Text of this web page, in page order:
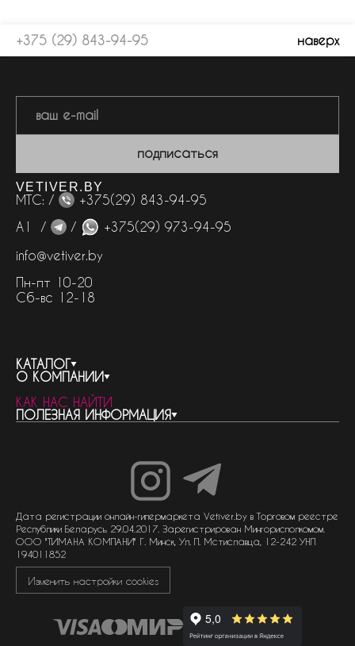
+375 (29) 843-94-95 наверх
подписаться
VETIVER.BY
МТС: /
+375(29) 843-94-95
А1 /
/
+375(29) 973-94-95
info@vetiver.by
Пн-пт 10-20
Сб-вс 12-18
КАТАЛОГ
весь каталог
бренды
женская парфюмерия
мужская парфюмерия
унисекс парфюмерия
О КОМПАНИИ
контакты
о компании
доставка и оплата
КАК НАС НАЙТИ
ПОЛЕЗНАЯ ИНФОРМАЦИЯ
как совершить покупку
политика обработки персональных данных
политика обработки файлов cookie
Дата регистрации онлайн-гипермаркета Vetiver.by в Торговом реестре
Республики Беларусь 29.04.2017. Зарегистрирован Мингорисполкомом.
ООО "ТИМАНА КОМПАНИ" Г. Минск, Ул. П. Мстиславца, 12-242 УНП
194011852
Изменить настройки cookies